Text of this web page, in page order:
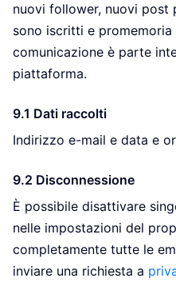
nuovi follower, nuovi post
sono iscritti e promemoria
comunicazione è parte
piattaforma.
9.1 Dati raccolti
Indirizzo e-mail e data e
9.2 Disconnessione
È possibile disattivare
nelle impostazioni del
completamente tutte le
inviare una richiesta a